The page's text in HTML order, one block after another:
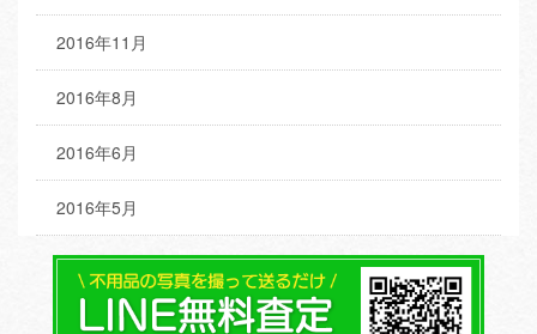
2016年11月
2016年8月
2016年6月
2016年5月